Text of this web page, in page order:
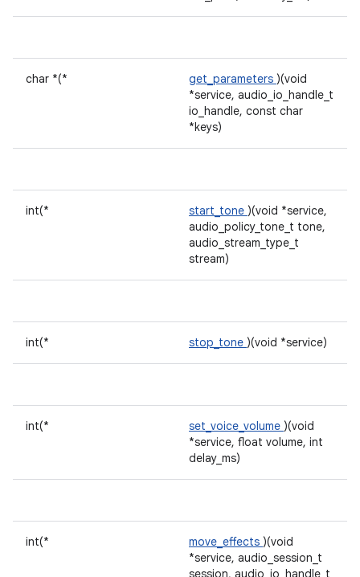
char *(* get_parameters )(void
*service, audio_io_handle_t
io_handle, const char
*keys)
int(* start_tone )(void *service,
audio_policy_tone_t tone,
audio_stream_type_t
stream)
int(* stop_tone )(void *service)
int(* set_voice_volume )(void
*service, float volume, int
delay_ms)
int(* move_effects )(void
*service, audio_session_t
session, audio_io_handle_t